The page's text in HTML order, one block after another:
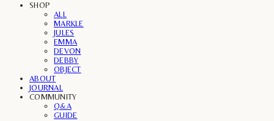
SHOP
ALL
MARKLE
JULES
EMMA
DEVON
DEBBY
OBJECT
ABOUT
JOURNAL
COMMUNITY
Q&A
GUIDE